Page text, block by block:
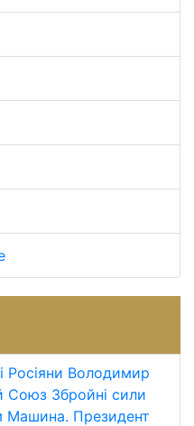
Росіяни Володимир
Союз Збройні сили
Машина. Президент